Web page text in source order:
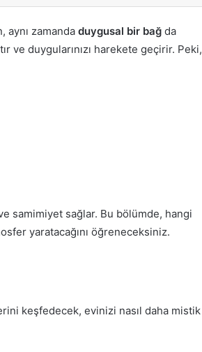
aynı zamanda duygusal bir bağ da
ve duygularınızı harekete geçirir. Peki,
samimiyet sağlar. Bu bölümde, hangi
yaratacağını öğreneceksiniz.
keşfedecek, evinizi nasıl daha mistik